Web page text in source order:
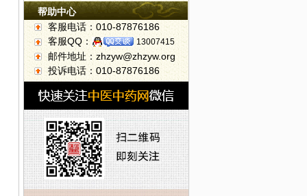
帮助中心
客服电话：010-87876186
客服QQ：
13007415
邮件地址：zhzyw@zhzyw.org
投诉电话：010-87876186